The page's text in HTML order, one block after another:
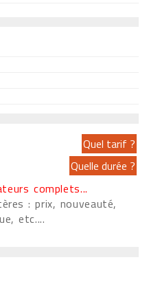
complets...
: prix, nouveauté,
etc....